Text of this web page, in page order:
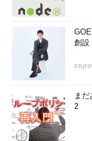
創設
まだ
2